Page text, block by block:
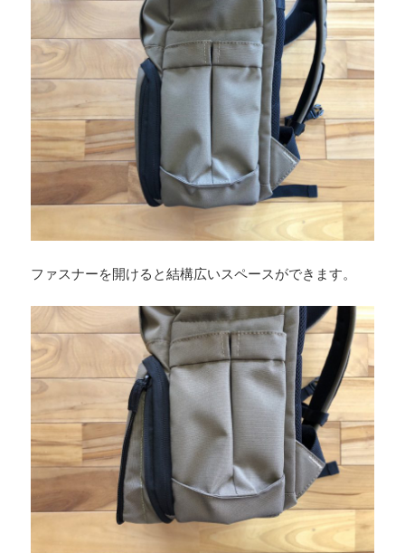
ファスナーを開けると結構広いスペースができます。